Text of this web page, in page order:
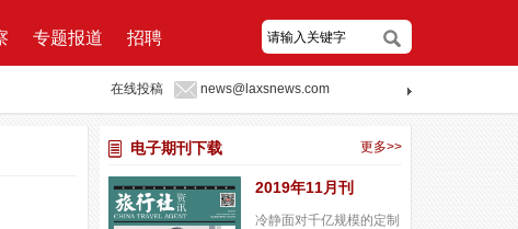
专题报道 招聘
在线投稿 news@laxsnews.com
更多>>
电子期刊下载
2019年11月刊
冷静面对千亿规模的定制